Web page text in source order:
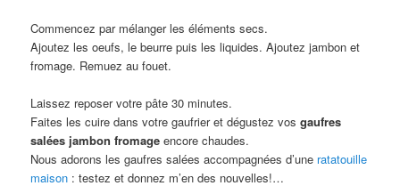
Commencez par mélanger les éléments secs.
Ajoutez les oeufs, le beurre puis les liquides. Ajoutez jambon et
fromage. Remuez au fouet.
Laissez reposer votre pâte 30 minutes.
Faites les cuire dans votre gaufrier et dégustez vosgaufres
salées jambon fromage encore chaudes.
Nous adorons les gaufres salées accompagnées d’une ratatouille
maison : testez et donnez m’en des nouvelles!…